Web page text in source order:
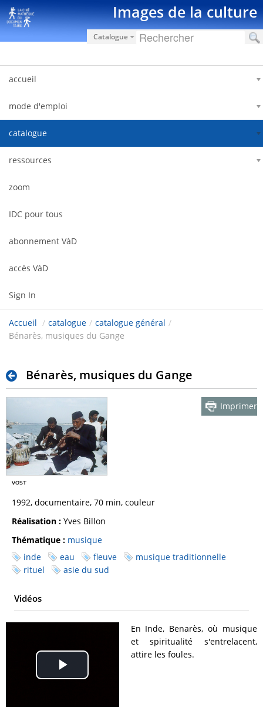
Skip to Content Images de la culture
Catalogue
accueil
mode d'emploi
catalogue
ressources
zoom
IDC pour tous
abonnement VàD
accès VàD
Sign In
Accueil / catalogue / catalogue général /
Bénarès, musiques du Gange
Bénarès, musiques du Gange
Imprimer
1992, documentaire, 70 min, couleur
Réalisation : Yves Billon
Thématique : musique
inde
eau fleuve
musique traditionnelle
rituel
asie du sud
Vidéos
Play
Video
En Inde, Benarès, où musique
et spiritualité s'entrelacent,
attire les foules.